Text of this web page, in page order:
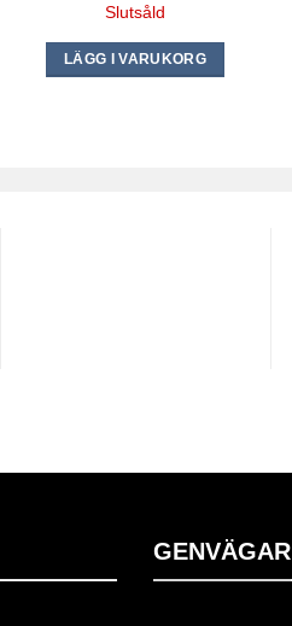
Slutsåld
LÄGG I VARUKORG
GENVÄGAR